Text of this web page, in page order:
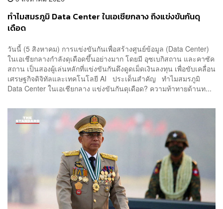
ทำไมสมรภูมิ Data Center ในเอเชียกลาง ถึงแข่งขันกันดุ
เดือด
วันนี้ (5 สิงหาคม) การแข่งขันกันเพื่อสร้างศูนย์ข้อมูล (Data Center)
ในเอเชียกลางกำลังดุเดือดขึ้นอย่างมาก โดยมี อุซเบกิสถาน และคาซัค
สถาน เป็นสองผู้เล่นหลักที่แข่งขันกันดึงดูดเม็ดเงินลงทุน เพื่อขับเคลื่อน
เศรษฐกิจดิจิทัลและเทคโนโลยี AI ประเด็นสำคัญ ทำไมสมรภูมิ
Data Center ในเอเชียกลาง แข่งขันกันดุเดือด? ความท้าทายด้านท...